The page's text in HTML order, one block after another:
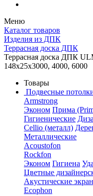
Меню
Каталог товаров
Изделия из ДПК
Террасная доска ДПК
Террасная доска ДПК
148x25x3000, 4000, 6000
Товары
Подвесные
Armstrong
Эконом Прима
Гигиенические
Cellio (металл)
Металлические
Acoustofon
Rockfon
Эконом Гигиена
Цветные
Акустические
Ecophon